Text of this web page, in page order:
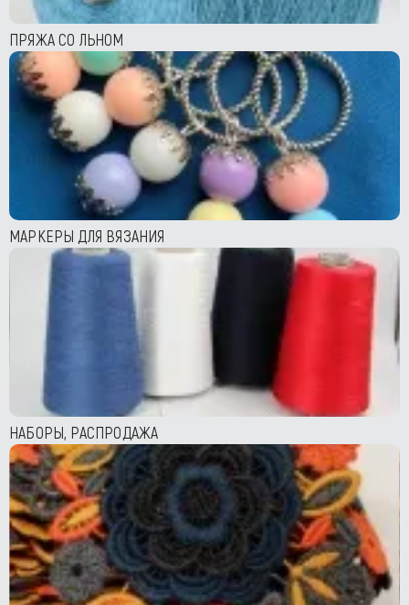
ПРЯЖА СО ЛЬНОМ
МАРКЕРЫ ДЛЯ ВЯЗАНИЯ
НАБОРЫ, РАСПРОДАЖА